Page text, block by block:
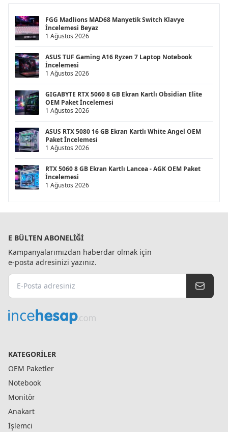
FGG Madlions MAD68 Manyetik Switch Klavye
İncelemesi Beyaz
1 Ağustos 2026
ASUS TUF Gaming A16 Ryzen 7 Laptop Notebook
İncelemesi
1 Ağustos 2026
GIGABYTE RTX 5060 8 GB Ekran Kartlı Obsidian Elite
OEM Paket İncelemesi
1 Ağustos 2026
ASUS RTX 5080 16 GB Ekran Kartlı White Angel OEM
Paket İncelemesi
1 Ağustos 2026
RTX 5060 8 GB Ekran Kartlı Lancea - AGK OEM Paket
İncelemesi
1 Ağustos 2026
E BÜLTEN ABONELIĞI
Kampanyalarımızdan haberdar olmak için
e-posta adresinizi yazınız.
KATEGORILER
OEM Paketler
Notebook
Monitör
Anakart
İşlemci